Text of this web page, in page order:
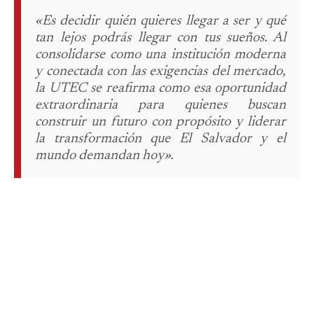
«Es decidir quién quieres llegar a ser y qué
tan lejos podrás llegar con tus sueños. Al
consolidarse como una institución moderna
y conectada con las exigencias del mercado,
la UTEC se reafirma como esa oportunidad
extraordinaria para quienes buscan
construir un futuro con propósito y liderar
la transformación que El Salvador y el
mundo demandan hoy».